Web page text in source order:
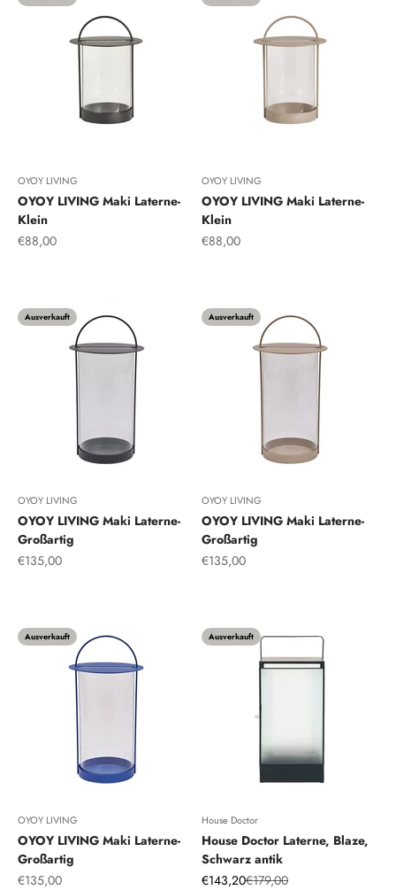
OYOY LIVING
OYOY LIVING Maki Laterne-
Klein
Angebot
€88,00
OYOY LIVING
OYOY LIVING Maki Laterne-
Klein
Angebot
€88,00
Ausverkauft
OYOY LIVING
OYOY LIVING Maki Laterne-
Großartig
Angebot
€135,00
Ausverkauft
OYOY LIVING
OYOY LIVING Maki Laterne-
Großartig
Angebot
€135,00
Ausverkauft
OYOY LIVING
OYOY LIVING Maki Laterne-
Großartig
Angebot
€135,00
Ausverkauft
House Doctor
House Doctor Laterne, Blaze,
Schwarz antik
Angebot
€143,20Regulärer Preis
€179,00